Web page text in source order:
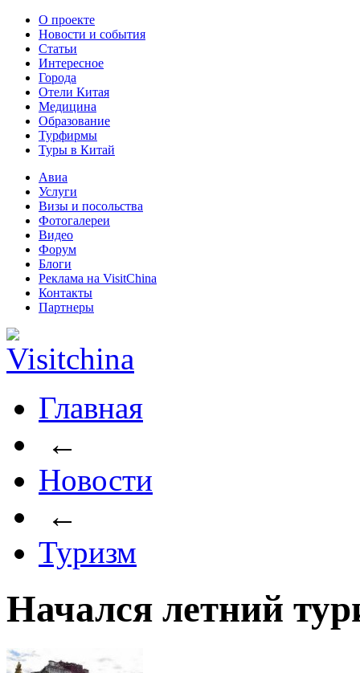
О проекте
Новости и события
Статьи
Интересное
Города
Отели Китая
Медицина
Образование
Турфирмы
Туры в Китай
Авиа
Услуги
Визы и посольства
Фотогалереи
Видео
Форум
Блоги
Реклама на VisitChina
Контакты
Партнеры
Главная
←
Новости
←
Туризм
Начался летний